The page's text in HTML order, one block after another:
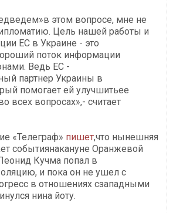
этом вопросе, мне не
Цель нашей работы и
ЕС в Украине - это
поток информации
Ведь ЕС -
партнер Украины в
помогает ей улучшитьее
всех вопросах»,- считает
«Телеграф» пишет,что нынешняя
событиянакануне Оранжевой
Кучма попал в
и пока он не ушел с
в отношениях сзападными
нина йоту.